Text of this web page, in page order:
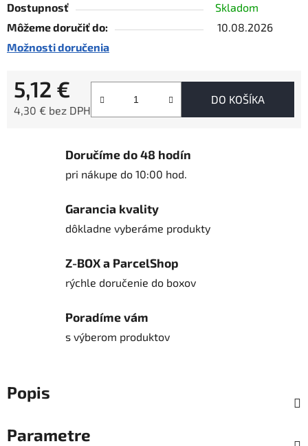
Dostupnosť
Skladom
Môžeme doručiť do:
10.08.2026
Možnosti doručenia
5,12 €
4,30 € bez DPH
DO KOŠÍKA
Doručíme do 48 hodín
pri nákupe do 10:00 hod.
Garancia kvality
dôkladne vyberáme produkty
Z-BOX a ParcelShop
rýchle doručenie do boxov
Poradíme vám
s výberom produktov
Popis
Parametre